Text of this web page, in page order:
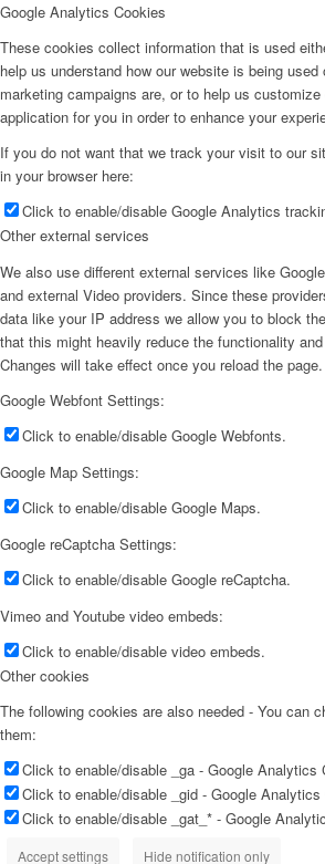
Google Analytics Cookies
These cookies collect information that is used
help us understand how our website is being
marketing campaigns are, or to help us
application for you in order to enhance your
If you do not want that we track your visit to our
in your browser here:
Click to enable/disable Google Analytics
Other external services
We also use different external services like
and external Video providers. Since these
data like your IP address we allow you to block
that this might heavily reduce the functionality
Changes will take effect once you reload the page.
Google Webfont Settings:
Click to enable/disable Google Webfonts.
Google Map Settings:
Click to enable/disable Google Maps.
Google reCaptcha Settings:
Click to enable/disable Google reCaptcha.
Vimeo and Youtube video embeds:
Click to enable/disable video embeds.
Other cookies
The following cookies are also needed - You can
them:
Click to enable/disable _ga - Google Analytics
Click to enable/disable _gid - Google Analytics
Click to enable/disable _gat_* - Google
Accept settings Hide notification only